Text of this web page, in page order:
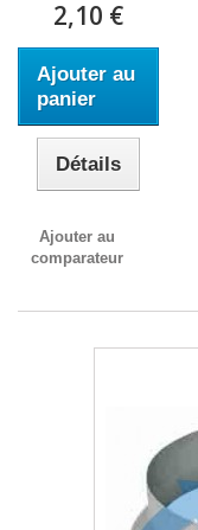
2,10 €
Ajouter au
panier
Détails
Ajouter au
comparateur